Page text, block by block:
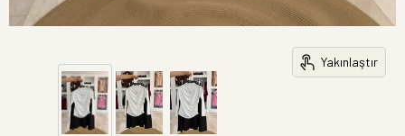
Yakınlaştır